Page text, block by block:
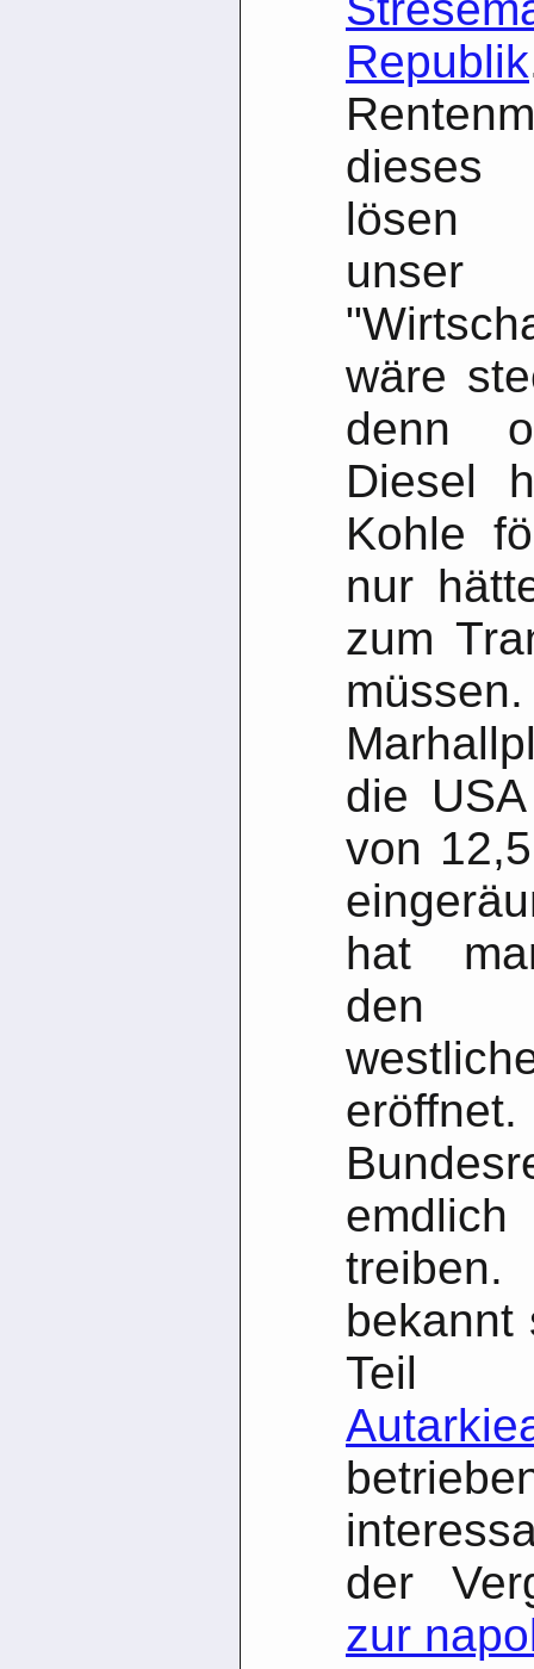
Republik
dieses
lösen
unser
wäre
denn
Diesel
Kohle
nur
zum
die
von
hat
den
treiben.
bekannt
der
zur